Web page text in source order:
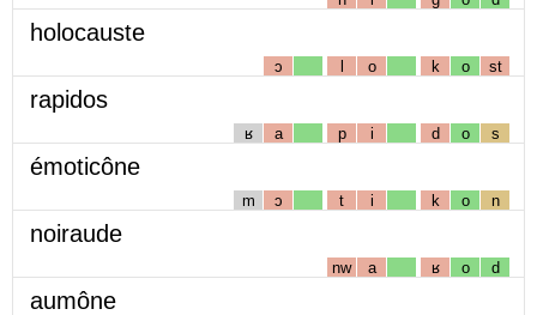
holocauste
ɔ l o k o st
rapidos
ʁ a p i d o s
émoticône
m ɔ t i k o n
noiraude
nw a ʁ o d
aumône